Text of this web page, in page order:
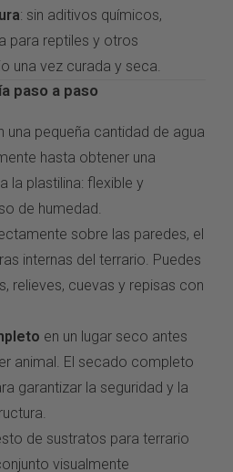
: sin aditivos químicos,
para reptiles y otros
una vez curada y seca.
paso a paso
una pequeña cantidad de agua
hasta obtener una
la plastilina: flexible y
de humedad.
sobre las paredes, el
internas del terrario. Puedes
relieves, cuevas y repisas con
en un lugar seco antes
animal. El secado completo
garantizar la seguridad y la
de sustratos para terrario
visualmente